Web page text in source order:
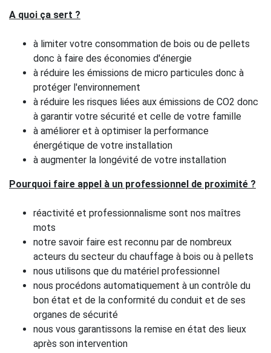
A quoi ça sert ?
à limiter votre consommation de bois ou de pellets
donc à faire des économies d'énergie
à réduire les émissions de micro particules donc à
protéger l'environnement
à réduire les risques liées aux émissions de CO2 donc
à garantir votre sécurité et celle de votre famille
à améliorer et à optimiser la performance
énergétique de votre installation
à augmenter la longévité de votre installation
Pourquoi faire appel à un professionnel de proximité ?
réactivité et professionnalisme sont nos maîtres
mots
notre savoir faire est reconnu par de nombreux
acteurs du secteur du chauffage à bois ou à pellets
nous utilisons que du matériel professionnel
nous procédons automatiquement à un contrôle du
bon état et de la conformité du conduit et de ses
organes de sécurité
nous vous garantissons la remise en état des lieux
après son intervention